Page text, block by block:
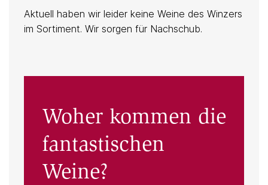
Aktuell haben wir leider keine Weine des Winzers
im Sortiment. Wir sorgen für Nachschub.
Woher kommen die
fantastischen
Weine?